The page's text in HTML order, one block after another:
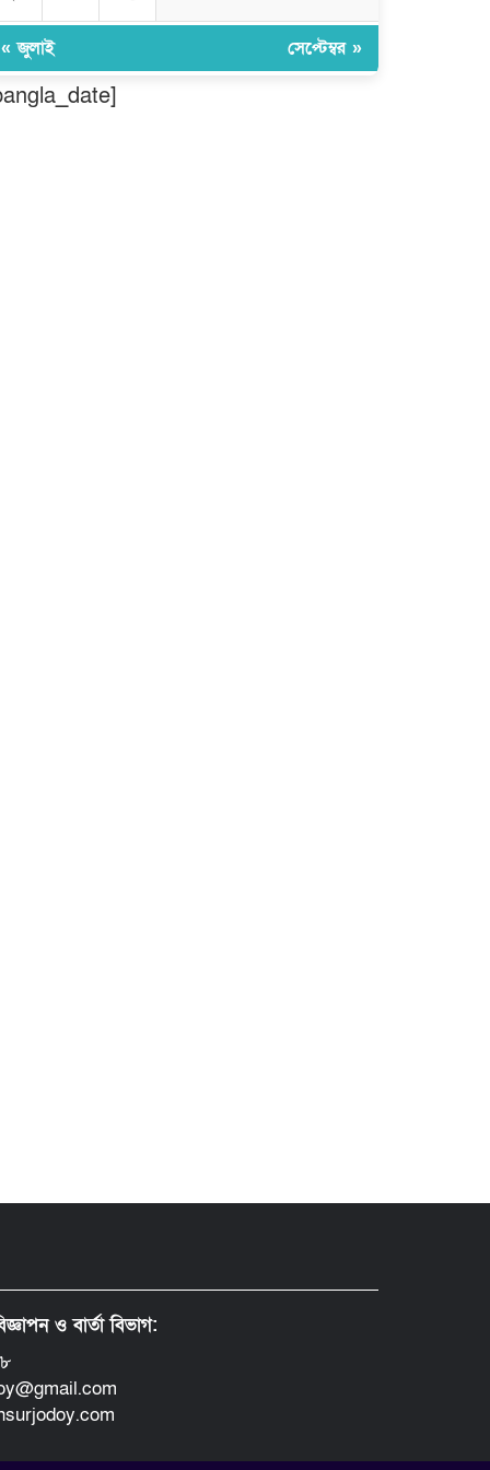
মুন্সীগঞ্জ লৌহজংয়ে শিক্ষার্থীদের নিয়ে
মাদকবিরোধী ক্যাম্পেইন
« জুলাই সেপ্টেম্বর »
ও বার্তা বিভাগ: